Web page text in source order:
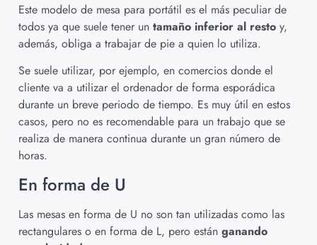
Este modelo de mesa para portátil es el más peculiar de
todos ya que suele tener un tamaño inferior al resto y,
además, obliga a trabajar de pie a quien lo utiliza.
Se suele utilizar, por ejemplo, en comercios donde el
cliente va a utilizar el ordenador de forma esporádica
durante un breve periodo de tiempo. Es muy útil en estos
casos, pero no es recomendable para un trabajo que se
realiza de manera continua durante un gran número de
horas.
En forma de U
Las mesas en forma de U no son tan utilizadas como las
rectangulares o en forma de L, pero están ganando